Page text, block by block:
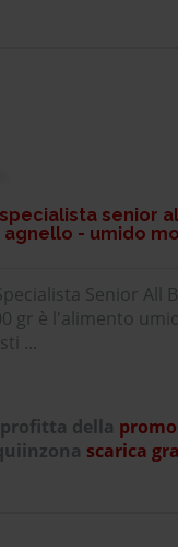
senior
- umido
Senior All
gr è l'alimento
...
della promo
scarica